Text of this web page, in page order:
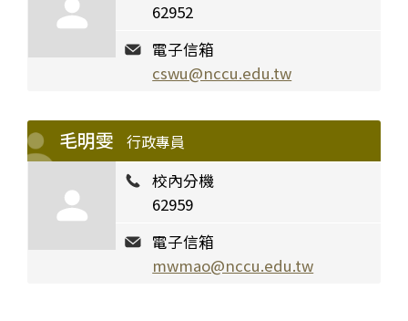
62952
電子信箱
cswu@nccu.edu.tw
毛明雯 行政專員
校內分機
62959
電子信箱
mwmao@nccu.edu.tw